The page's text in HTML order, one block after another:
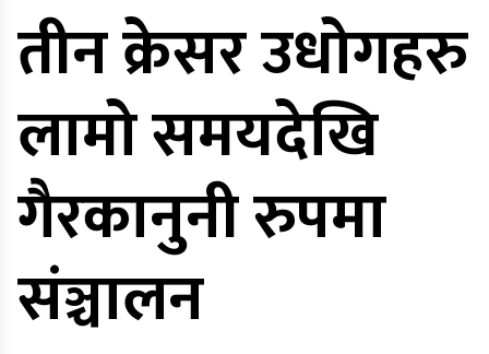
तीन क्रेसर उधोगहरु
लामो समयदेखि
गैरकानुनी रुपमा
संञ्चालन